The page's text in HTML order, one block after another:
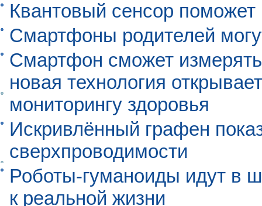
Квантовый сенсор
Смартфоны родителей
Смартфон сможет
новая технология
мониторингу здоровья
Искривлённый графен
сверхпроводимости
Роботы-гуманоиды идут в
к реальной жизни